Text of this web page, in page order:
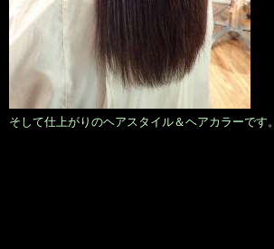
そして仕上がりのヘアスタイル＆ヘアカラーです。